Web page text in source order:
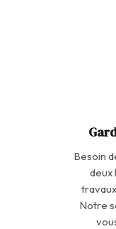
Besoin
deux
Notre